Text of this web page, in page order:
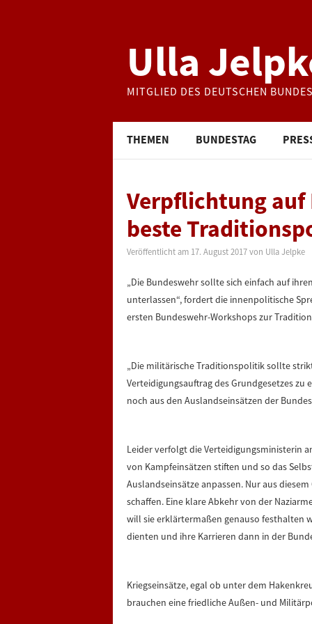
Ulla
MITGLIED DES DEUTSCHEN
THEMEN BUNDESTAG
Verpflichtung auf
beste
Veröffentlicht am 17. August 2017 von Ulla Jelpke
„Die Bundeswehr sollte sich einfach auf
unterlassen“, fordert die innenpolitische
ersten Bundeswehr-Workshops zur
„Die militärische Traditionspolitik sollte
Verteidigungsauftrag des Grundgesetzes zu
noch aus den Auslandseinsätzen der
Leider verfolgt die Verteidigungsministerin
von Kampfeinsätzen stiften und so das
Auslandseinsätze anpassen. Nur aus
schaffen. Eine klare Abkehr von der
will sie erklärtermaßen genauso festhalten
dienten und ihre Karrieren dann in der
Kriegseinsätze, egal ob unter dem
brauchen eine friedliche Außen- und